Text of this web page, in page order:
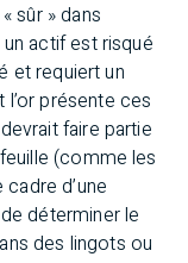
sûr » dans
actif est risqué
et requiert un
présente ces
faire partie
(comme les
d’une
déterminer le
des lingots ou